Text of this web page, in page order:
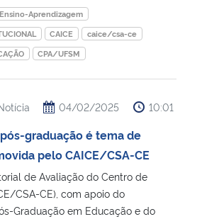
Aprendizagem
CAICE
caice/csa-ce
CPA/UFSM
04/02/2025 10:01
graduação é tema de
pelo CAICE/CSA-CE
de Avaliação do Centro de
CSA-CE), com apoio do
Graduação em Educação e do